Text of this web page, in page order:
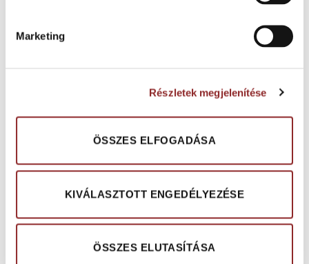
Marketing
Részletek megjelenítése
ÖSSZES ELFOGADÁSA
KIVÁLASZTOTT ENGEDÉLYEZÉSE
ÖSSZES ELUTASÍTÁSA
Teljes tömeg: kb. 2.557 g/m
kiemelkedően nagy terhelhetőségű közületi
Méret: 200 cm tekercs, kb. 25 m, 50 m , kb. 130 kg
400 cm tekercs, kb. 25 m, 100 m2, kb. 230 kg